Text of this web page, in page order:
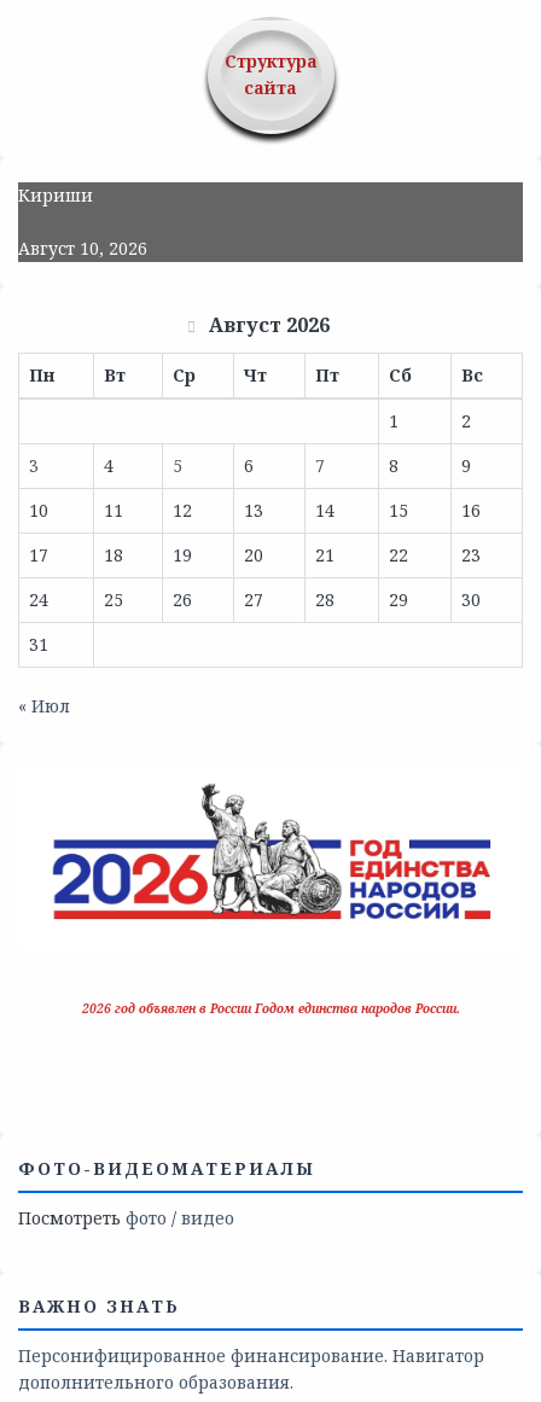
Структура
сайта
Кириши
Август 10, 2026
Август 2026
Пн Вт Ср Чт Пт Сб
Вс
1
2
3
4 5 6 7 8
9
10
11 12 13 14 15
16
17
18 19 20 21 22
23
24
25 26 27 28 29
30
31
« Июл
2026 год объявлен в России Годом единства народов России.
ФОТО-ВИДЕОМАТЕРИАЛЫ
Посмотреть фото / видео
ВАЖНО ЗНАТЬ
Персонифицированное финансирование. Навигатор
дополнительного образования.